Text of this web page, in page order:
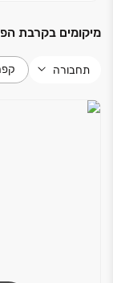
מיקומים בקרבת
תחבורה